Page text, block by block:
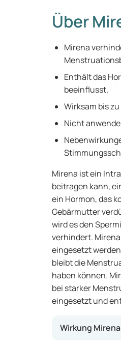
Über
Mirena
Enthält das
beeinflusst.
Wirksam bis
Nicht
Mirena ist ein
beitragen kann,
ein Hormon, das
Gebärmutter
wird es den
verhindert.
eingesetzt
bleibt die
haben können.
bei starker
eingesetzt und
Wirkung Mirena